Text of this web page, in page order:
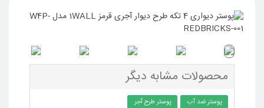
محصولات مشابه دیگر
پوستر ضد آب پوستر طرح آجر